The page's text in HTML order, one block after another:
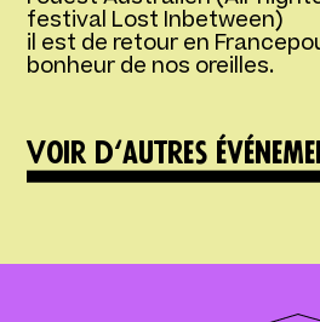
festival Lost Inbetween)
il est de retour en
bonheur de nos oreilles.
Voir d‘autres